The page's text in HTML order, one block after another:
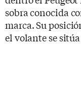
sobra conocida
marca. Su
el volante se